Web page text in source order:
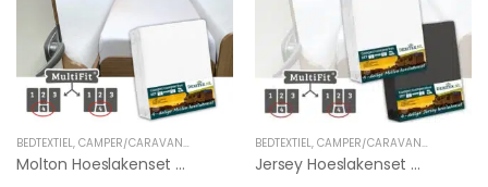
BEDTEXTIEL, CAMPER/CARAVAN TEXTIEL LENGTEBED,TUSSENHOESLAKENS
Molton Hoeslakenset – 4 Delig Met Midden Matras
BEDTEXTIEL, CAMPER/CARAVAN TEXTIEL
Jersey Hoeslakenset – 4 Delig Met Midden Matras